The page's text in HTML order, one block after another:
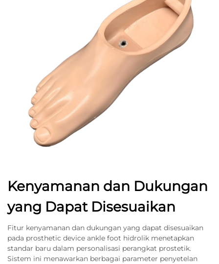
Kenyamanan dan Dukungan
yang Dapat Disesuaikan
Fitur kenyamanan dan dukungan yang dapat disesuaikan
pada prosthetic device ankle foot hidrolik menetapkan
standar baru dalam personalisasi perangkat prostetik.
Sistem ini menawarkan berbagai parameter penyetelan